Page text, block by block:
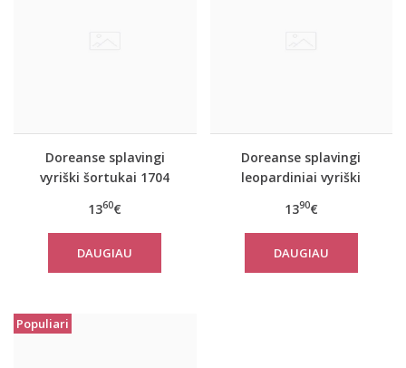
Doreanse splavingi
vyriški šortukai 1704
1360€
DAUGIAU
Doreanse splavingi
leopardiniai vyriški
1390€
DAUGIAU
Populiari